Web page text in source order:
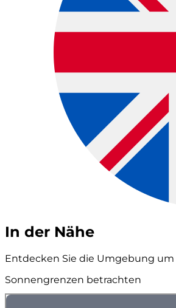
In der Nähe
Entdecken Sie die Umgebung um
Sonnengrenzen betrachten